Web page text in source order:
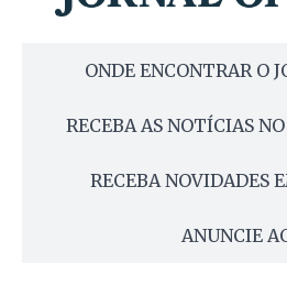
ONDE ENCONTRAR O
RECEBA AS NOTÍCIAS
RECEBA NOVIDADES
ANUNCIE